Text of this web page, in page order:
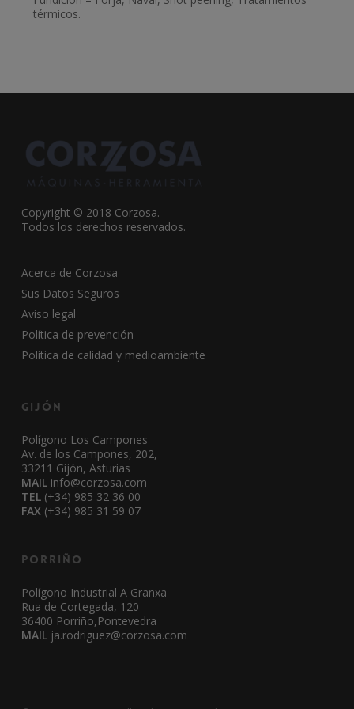
térmicos.
Copyright © 2018 Corzosa.
Todos los derechos reservados.
Acerca de Corzosa
Sus Datos Seguros
Aviso legal
Política de prevención
Política de calidad y medioambiente
Gijón
Polígono Los Campones
Av. de los Campones, 202,
33211 Gijón, Asturias
MAIL info@corzosa.com
TEL (+34) 985 32 36 00
FAX(+34) 985 31 59 07
Porriño
Polígono Industrial A Granxa
Rua de Cortegada, 120
36400 Porriño,Pontevedra
MAILja.rodriguez@corzosa.com